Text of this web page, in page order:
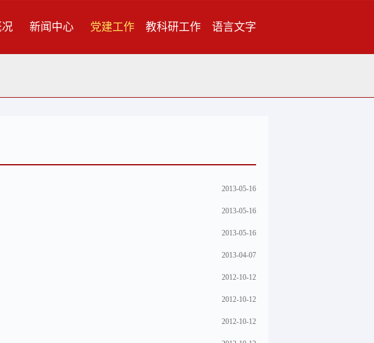
新闻中心 党建工作 教科研工作 语言文字
2013-05-16
2013-05-16
2013-05-16
2013-04-07
2012-10-12
2012-10-12
2012-10-12